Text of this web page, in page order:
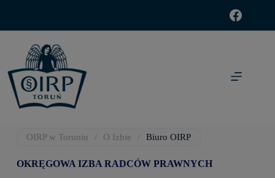
OIRP w Toruniu / O Izbie / Biuro OIRP
OKRĘGOWA IZBA RADCÓW PRAWNYCH